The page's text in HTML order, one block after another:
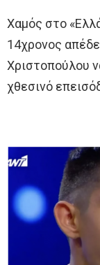
Χαμός στο
14χρονος
Χριστοπούλου
χθεσινό